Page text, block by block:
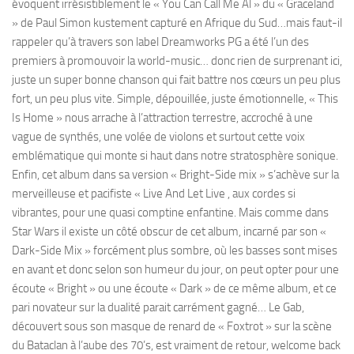
évoquent irrésistiblement le « You Can Call Me Al » du « Graceland
» de Paul Simon kustement capturé en Afrique du Sud…mais faut-il
rappeler qu’à travers son label Dreamworks PG a été l’un des
premiers à promouvoir la world-music… donc rien de surprenant ici,
juste un super bonne chanson qui fait battre nos cœurs un peu plus
fort, un peu plus vite. Simple, dépouillée, juste émotionnelle, « This
Is Home » nous arrache à l’attraction terrestre, accroché à une
vague de synthés, une volée de violons et surtout cette voix
emblématique qui monte si haut dans notre stratosphère sonique.
Enfin, cet album dans sa version « Bright-Side mix » s’achève sur la
merveilleuse et pacifiste « Live And Let Live , aux cordes si
vibrantes, pour une quasi comptine enfantine. Mais comme dans
Star Wars il existe un côté obscur de cet album, incarné par son «
Dark-Side Mix » forcément plus sombre, où les basses sont mises
en avant et donc selon son humeur du jour, on peut opter pour une
écoute « Bright » ou une écoute « Dark » de ce même album, et ce
pari novateur sur la dualité parait carrément gagné… Le Gab,
découvert sous son masque de renard de « Foxtrot » sur la scène
du Bataclan à l’aube des 70’s, est vraiment de retour, welcome back